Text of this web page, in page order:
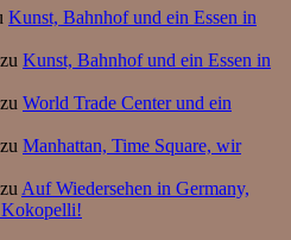
Kunst, Bahnhof und ein Essen in
zu Kunst, Bahnhof und ein Essen in
zu World Trade Center und ein
zu Manhattan, Time Square, wir
zu Auf Wiedersehen in Germany,